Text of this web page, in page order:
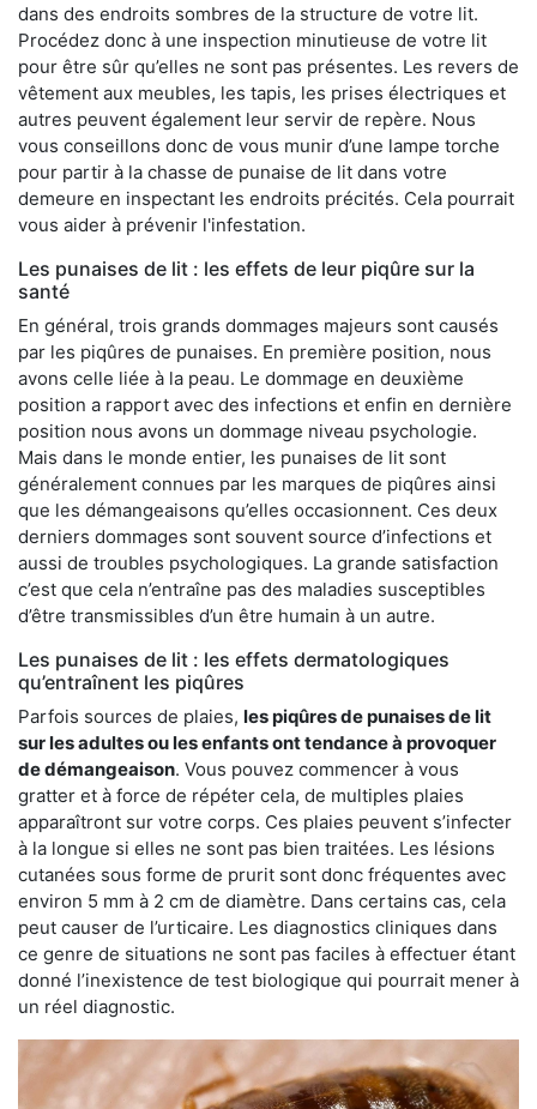
dans des endroits sombres de la structure de votre lit.
Procédez donc à une inspection minutieuse de votre lit
pour être sûr qu’elles ne sont pas présentes. Les revers de
vêtement aux meubles, les tapis, les prises électriques et
autres peuvent également leur servir de repère. Nous
vous conseillons donc de vous munir d’une lampe torche
pour partir à la chasse de punaise de lit dans votre
demeure en inspectant les endroits précités. Cela pourrait
vous aider à prévenir l'infestation.
Les punaises de lit : les effets de leur piqûre sur la
santé
En général, trois grands dommages majeurs sont causés
par les piqûres de punaises. En première position, nous
avons celle liée à la peau. Le dommage en deuxième
position a rapport avec des infections et enfin en dernière
position nous avons un dommage niveau psychologie.
Mais dans le monde entier, les punaises de lit sont
généralement connues par les marques de piqûres ainsi
que les démangeaisons qu’elles occasionnent. Ces deux
derniers dommages sont souvent source d’infections et
aussi de troubles psychologiques. La grande satisfaction
c’est que cela n’entraîne pas des maladies susceptibles
d’être transmissibles d’un être humain à un autre.
Les punaises de lit : les effets dermatologiques
qu’entraînent les piqûres
Parfois sources de plaies, les piqûres de punaises de lit
sur les adultes ou les enfants ont tendance à provoquer
de démangeaison. Vous pouvez commencer à vous
gratter et à force de répéter cela, de multiples plaies
apparaîtront sur votre corps. Ces plaies peuvent s’infecter
à la longue si elles ne sont pas bien traitées. Les lésions
cutanées sous forme de prurit sont donc fréquentes avec
environ 5 mm à 2 cm de diamètre. Dans certains cas, cela
peut causer de l’urticaire. Les diagnostics cliniques dans
ce genre de situations ne sont pas faciles à effectuer étant
donné l’inexistence de test biologique qui pourrait mener à
un réel diagnostic.